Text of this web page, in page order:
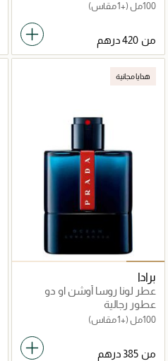
100مل (+1 مقاس)
من
هدايا مجانية
برادا
عطر لونا روسا أوشن او دو
تواليت
عطور رجالية
100مل (+1 مقاس)
من